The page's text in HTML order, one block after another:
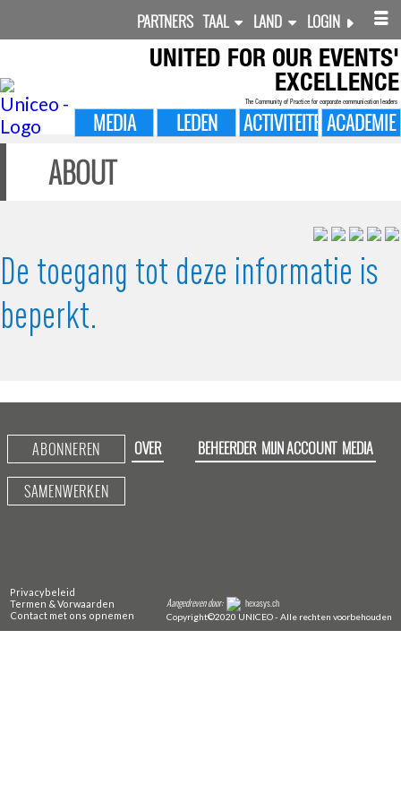
PARTNERS TAAL LAND LOGIN
UNITED FOR OUR EVENTS'
EXCELLENCE
The Community of Practice for corporate communication leaders
MEDIA LEDEN ACTIVITEITENACADEMIE
ABOUT
De toegang tot deze informatie is
beperkt.
ABONNEREN
SAMENWERKEN
OVER BEHEERDER MIJN ACCOUNT MEDIA
Privacybeleid
Termen & Vorwaarden
Contact met ons opnemen
Aangedreven door: hexasys.ch
Copyright©2020 UNICEO - Alle rechten voorbehouden